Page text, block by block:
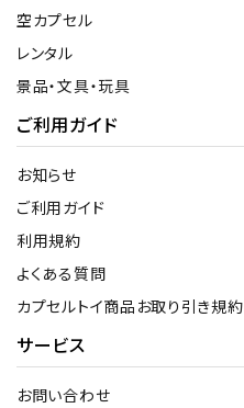
空カプセル
レンタル
景品・文具・玩具
ご利用ガイド
お知らせ
ご利用ガイド
利用規約
よくある質問
カプセルトイ商品お取り引き規約
サービス
お問い合わせ